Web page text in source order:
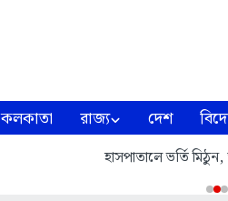
কলকাতা রাজ্য দেশ
হাসপাতালে ভর্তি